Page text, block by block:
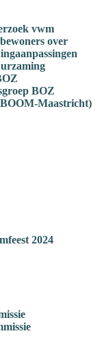
vwm
over
BOZ
Maastricht)
2024